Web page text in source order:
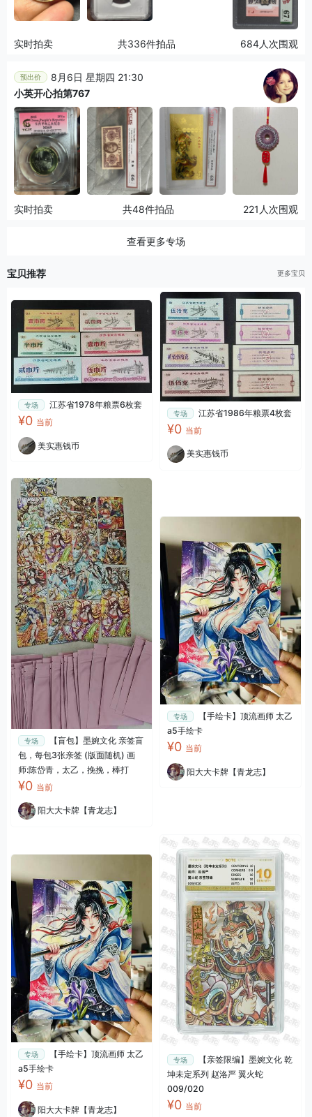
实时拍卖 共336件拍品 684人次围观
预出价
8月6日 星期四 21:30
小英开心拍第767
实时拍卖 共48件拍品 221人次围观
查看更多专场
宝贝推荐 更多宝贝
专场 江苏省1978年粮票6枚套
¥0 当前
美实惠钱币
专场 江苏省1986年粮票4枚套
¥0 当前
美实惠钱币
专场
【盲包】墨婉文化 亲签盲
包，每包3张亲签 (版面随机) 画
师:陈岱青，太乙，挽挽，棒打
¥0 当前
阳大大卡牌【青龙志】
专场
【手绘卡】顶流画师 太乙
a5手绘卡
¥0 当前
阳大大卡牌【青龙志】
专场
【手绘卡】顶流画师 太乙
a5手绘卡
¥0 当前
阳大大卡牌【青龙志】
专场
【亲签限编】墨婉文化 乾
坤未定系列 赵洛严 翼火蛇
009/020
¥0 当前